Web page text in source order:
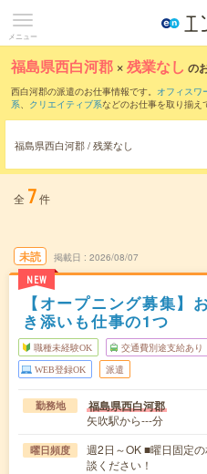
メニュー
福島県西白河郡 ×残業なし の
西白河郡の派遣のお仕事情報です。 オフィスワ
系、 クリエイティブ系などのお仕事を取り揃え
福島県西白河郡 / 残業なし
全 7件
未読
NEW
掲載日 2026/08/07
【オープニング募集】
き添いも仕事の1つ
職種未経験OK 交通費別途支給あり
WEB登録OK 派遣
勤務地 福島県西白河郡
矢吹駅から---分
曜日頻度
週2日～OK ■曜日固定
談ください！